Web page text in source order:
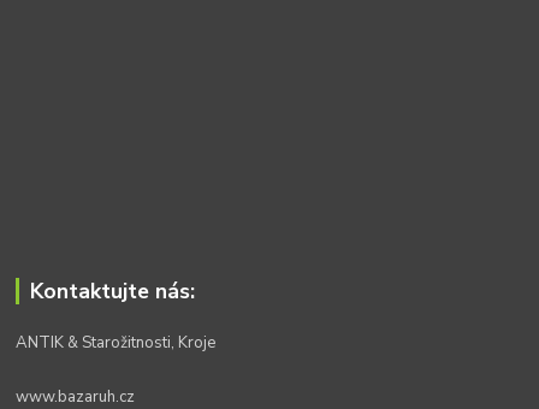
Kontaktujte nás:
ANTIK & Starožitnosti, Kroje
www.bazaruh.cz